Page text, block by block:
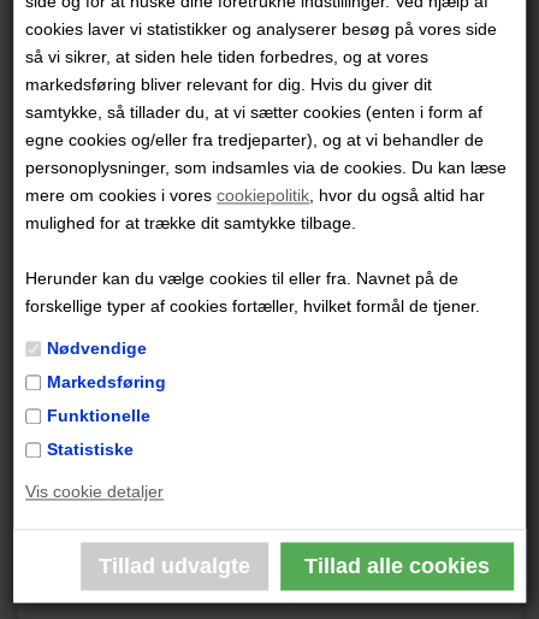
cookies laver vi statistikker og analyserer besøg på vores side
så vi sikrer, at siden hele tiden forbedres, og at vores
markedsføring bliver relevant for dig. Hvis du giver dit
samtykke, så tillader du, at vi sætter cookies (enten i form af
egne cookies og/eller fra tredjeparter), og at vi behandler de
personoplysninger, som indsamles via de cookies. Du kan læse
mere om cookies i vorescookiepolitik , hvor du også altid har
mulighed for at trække dit samtykke tilbage.
Herunder kan du vælge cookies til eller fra. Navnet på de
forskellige typer af cookies fortæller, hvilket formål de tjener.
Nødvendige
Markedsføring
Funktionelle
Statistiske
Vis cookie detaljer
Thomas Bugge er uddannet fra DR’s talenthold, og har
2023 begyndte han at udgive den autofiktive og
samme år vandt Pingprisen for ’Årets nettegneserie’. I
2024 vandt han Pingprisen i samme kategori. De
allerbedste striber er blevet samlet i Bugges
debuttegneserie 'Fars kamp', og sidenhen er
julekalender-tegneserien 'Fars jul' samt børnebogen
bogudgivelserne har han også lavet striben ”Daniel
skriver autofiktion” til Weekendavisen.